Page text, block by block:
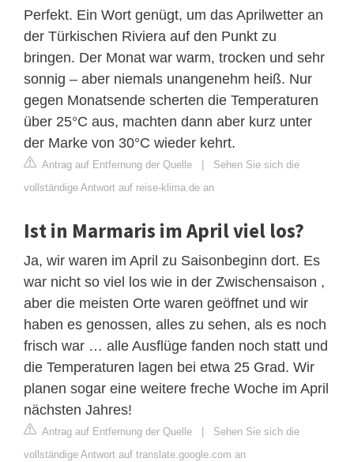
Perfekt. Ein Wort genügt, um das Aprilwetter an
der Türkischen Riviera auf den Punkt zu
bringen. Der Monat war warm, trocken und sehr
sonnig – aber niemals unangenehm heiß. Nur
gegen Monatsende scherten die Temperaturen
über 25°C aus, machten dann aber kurz unter
der Marke von 30°C wieder kehrt.
Antrag auf Entfernung der Quelle | Sehen Sie sich die
vollständige Antwort auf reise-klima.de an
Ist in Marmaris im April viel los?
Ja, wir waren im April zu Saisonbeginn dort. Es
war nicht so viel los wie in der Zwischensaison ,
aber die meisten Orte waren geöffnet und wir
haben es genossen, alles zu sehen, als es noch
frisch war … alle Ausflüge fanden noch statt und
die Temperaturen lagen bei etwa 25 Grad. Wir
planen sogar eine weitere freche Woche im April
nächsten Jahres!
Antrag auf Entfernung der Quelle | Sehen Sie sich die
vollständige Antwort auf translate.google.com an